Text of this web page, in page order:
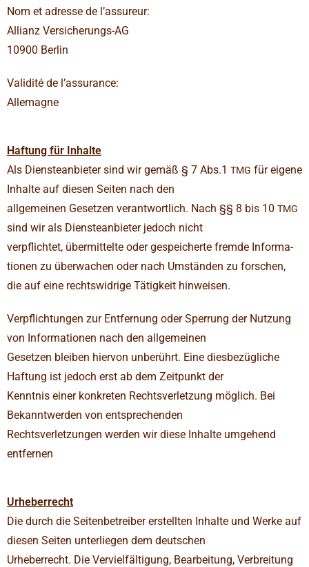
Nom et adresse de l’assureur:
Allianz Ver­si­che­rungs-AG
10900 Berlin
Vali­dité de l’assu­rance:
Alle­magne
Haf­tung für Inhalte
Als Diens­te­an­bieter sind wir gemäß § 7 Abs.1 TMG für eigene
Inhalte auf diesen Seiten nach den
all­ge­meinen Gesetzen ver­ant­wort­lich. Nach §§ 8 bis 10 TMG
sind wir als Diens­te­an­bieter jedoch nicht
ver­pflichtet, über­mit­telte oder gespei­cherte fremde Infor­ma­
tionen zu über­wa­chen oder nach Umständen zu for­schen,
die auf eine rechts­wid­rige Tätig­keit hinweisen.
Ver­pflich­tungen zur Ent­fer­nung oder Sper­rung der Nut­zung
von Infor­ma­tionen nach den all­ge­meinen
Gesetzen bleiben hiervon unbe­rührt. Eine dies­be­züg­liche
Haf­tung ist jedoch erst ab dem Zeit­punkt der
Kenntnis einer kon­kreten Rechts­ver­let­zung mög­lich. Bei
Bekannt­werden von ent­spre­chenden
Rechts­ver­let­zungen werden wir diese Inhalte umge­hend
entfernen
Urhe­ber­recht
Die durch die Sei­ten­be­treiber erstellten Inhalte und Werke auf
diesen Seiten unter­liegen dem deut­schen
Urhe­ber­recht. Die Ver­viel­fäl­ti­gung, Bear­bei­tung, Ver­brei­tung